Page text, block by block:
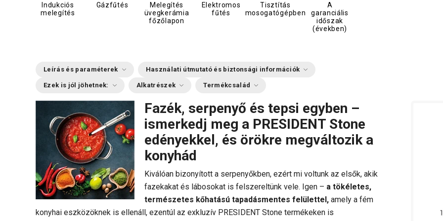
Indukciós
melegítés
Gázfűtés
Melegítés
üvegkerámia
főzőlapon
Elektromos
fűtés
Tisztítás
mosogatógépben
A
garanciális
időszak
(években)
Leírás és paraméterek Használati útmutató és biztonsági információk
Ezek is jól jöhetnek: Alkatrészek Termékcsalád
Fazék, serpenyő és tepsi egyben –
ismerkedj meg a PRESIDENT Stone
edényekkel, és örökre megváltozik a
konyhád
Kiválóan bizonyított a serpenyőkben, ezért mi voltunk az elsők, akik
fazekakat és lábosokat is felszereltünk vele. Igen – a tökéletes,
természetes kőhatású tapadásmentes felülettel, amely a fém
konyhai eszközöknek is ellenáll, ezentúl az exkluzív PRESIDENT Stone termékeken is